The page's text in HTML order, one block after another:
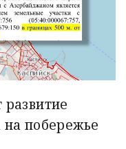
на побережье